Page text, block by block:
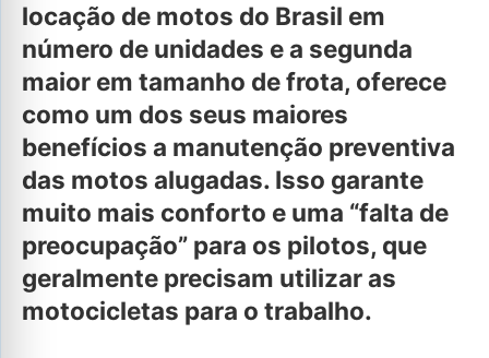
locação de motos do Brasil em
número de unidades e a segunda
maior em tamanho de frota, oferece
como um dos seus maiores
benefícios a manutenção preventiva
das motos alugadas. Isso garante
muito mais conforto e uma “falta de
preocupação” para os pilotos, que
geralmente precisam utilizar as
motocicletas para o trabalho.